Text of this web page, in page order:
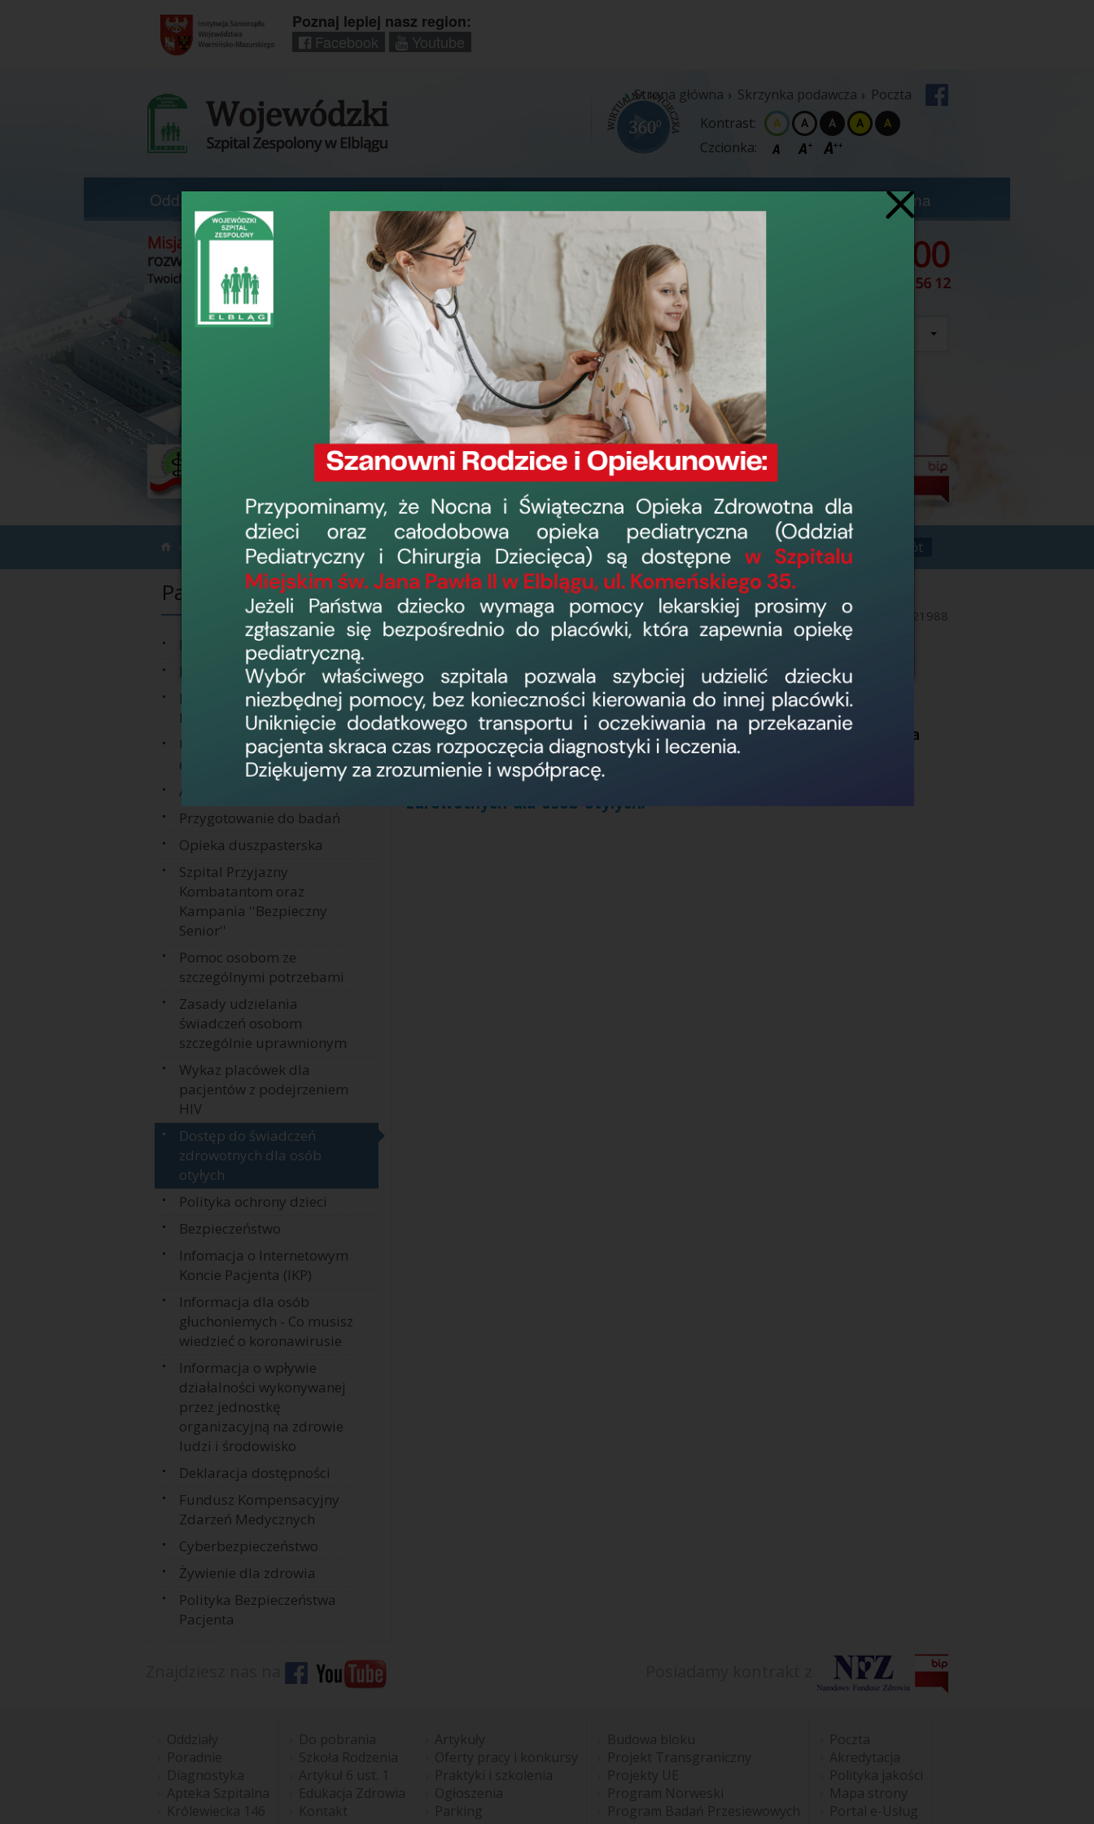
portal
informacyjny
Wrota
Warmii
i
Mazur
Poznaj lepiej nasz region:
Facebook
Youtube
Strona główna Skrzynka podawcza
Poczta
Kontrast:
Czcionka:
Oddziały Szybka Terapia Onkologiczna
Wpisz
szukane
słowo
Dostęp do świadczeń zdrowotnych dla osób otyłych Powrót
Pacjent
Prawa i obowiązki Pacjenta
Права пацієнта
Koordynator ds. Praw
Pacjenta
Udostępnianie
dokumentacji medycznej
Ankieta satysfakcji pacjenta
Przygotowanie do badań
Opieka duszpasterska
Szpital Przyjazny
Kombatantom oraz
Kampania ''Bezpieczny
Senior''
Pomoc osobom ze
szczególnymi potrzebami
Zasady udzielania
świadczeń osobom
szczególnie uprawnionym
Wykaz placówek dla
pacjentów z podejrzeniem
HIV
Dostęp do świadczeń
zdrowotnych dla osób
otyłych
Polityka ochrony dzieci
Bezpieczeństwo
Infomacja o Internetowym
Koncie Pacjenta (IKP)
Informacja dla osób
głuchoniemych - Co musisz
wiedzieć o koronawirusie
Informacja o wpływie
działalności wykonywanej
przez jednostkę
organizacyjną na zdrowie
ludzi i środowisko
Deklaracja dostępności
Fundusz Kompensacyjny
Zdarzeń Medycznych
Cyberbezpieczeństwo
Żywienie dla zdrowia
Polityka Bezpieczeństwa
Pacjenta
Dostęp do świadczeń zdrowotnych dla osób otyłych
21988
Przedstawiamy Państwu szczczegółowe informacje dotyczące
placówek medycznych oraz dostępnych w nich świadczeń
zdrowotnych dla osób otyłych.
Informacje te dostępne są w Izbie Przyjęć naszego szpitala oraz na
stronie Rzecznika Praw Pacjenta pod adresem
http://www.bpp.gov.pl/dla-pacjenta/dostep-do-swiadczen-
zdrowotnych-dla-osob-otylych/
Oddziały
Poradnie
Diagnostyka
Apteka Szpitalna
Królewiecka 146
Do pobrania
Szkoła Rodzenia
Artykuł 6 ust. 1
Edukacja Zdrowia
Kontakt
Artykuły
Oferty pracy i konkursy
Praktyki i szkolenia
Ogłoszenia
Parking
Budowa bloku
Projekt Transgraniczny
Projekty UE
Program Norweski
Program Badań Przesiewowych
Poczta
Akredytacja
Polityka jakości
Mapa strony
Portal e-Usług